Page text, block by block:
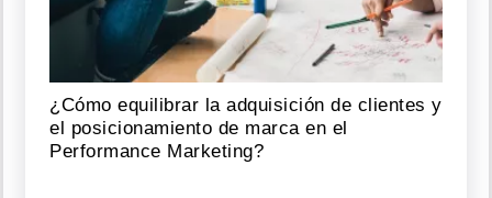
¿Cómo equilibrar la adquisición de clientes y
el posicionamiento de marca en el
Performance Marketing?